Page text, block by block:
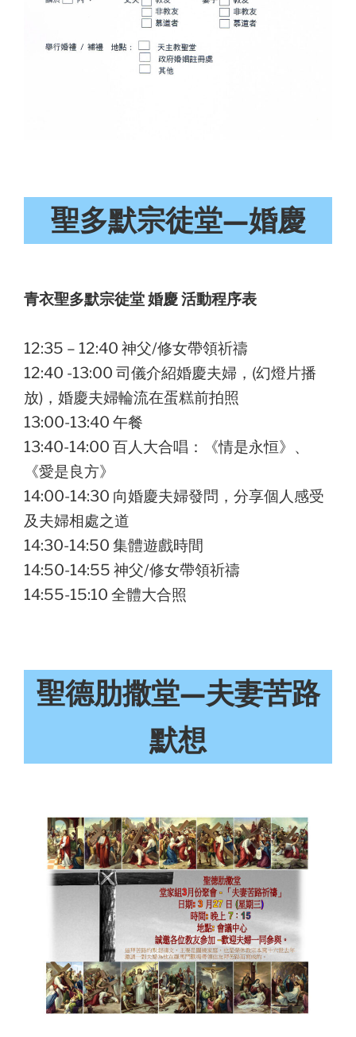
聖多默宗徒堂—婚慶
青衣聖多默宗徒堂 婚慶 活動程序表
12:35 – 12:40 神父/修女帶領祈禱
12:40 -13:00 司儀介紹婚慶夫婦，(幻燈片播
放)，婚慶夫婦輪流在蛋糕前拍照
13:00-13:40 午餐
13:40-14:00 百人大合唱：《情是永恒》、
《愛是良方》
14:00-14:30 向婚慶夫婦發問，分享個人感受
及夫婦相處之道
14:30-14:50 集體遊戲時間
14:50-14:55 神父/修女帶領祈禱
14:55-15:10 全體大合照
聖德肋撒堂—夫妻苦路
默想